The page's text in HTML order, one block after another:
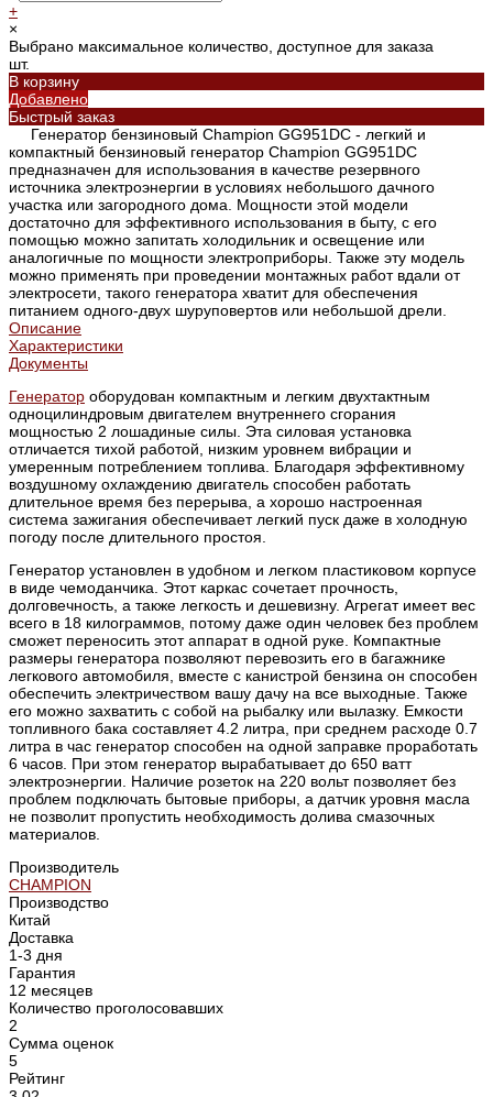
+
×
Выбрано максимальное количество, доступное для заказа
шт.
В корзину
Добавлено
Быстрый заказ
Генератор бензиновый Champion GG951DC - легкий и
компактный бензиновый генератор Champion GG951DC
предназначен для использования в качестве резервного
источника электроэнергии в условиях небольшого дачного
участка или загородного дома. Мощности этой модели
достаточно для эффективного использования в быту, с его
помощью можно запитать холодильник и освещение или
аналогичные по мощности электроприборы. Также эту модель
можно применять при проведении монтажных работ вдали от
электросети, такого генератора хватит для обеспечения
питанием одного-двух шуруповертов или небольшой дрели.
Описание
Характеристики
Документы
Генератор оборудован компактным и легким двухтактным
одноцилиндровым двигателем внутреннего сгорания
мощностью 2 лошадиные силы. Эта силовая установка
отличается тихой работой, низким уровнем вибрации и
умеренным потреблением топлива. Благодаря эффективному
воздушному охлаждению двигатель способен работать
длительное время без перерыва, а хорошо настроенная
система зажигания обеспечивает легкий пуск даже в холодную
погоду после длительного простоя.
Генератор установлен в удобном и легком пластиковом корпусе
в виде чемоданчика. Этот каркас сочетает прочность,
долговечность, а также легкость и дешевизну. Агрегат имеет вес
всего в 18 килограммов, потому даже один человек без проблем
сможет переносить этот аппарат в одной руке. Компактные
размеры генератора позволяют перевозить его в багажнике
легкового автомобиля, вместе с канистрой бензина он способен
обеспечить электричеством вашу дачу на все выходные. Также
его можно захватить с собой на рыбалку или вылазку. Емкости
топливного бака составляет 4.2 литра, при среднем расходе 0.7
литра в час генератор способен на одной заправке проработать
6 часов. При этом генератор вырабатывает до 650 ватт
электроэнергии. Наличие розеток на 220 вольт позволяет без
проблем подключать бытовые приборы, а датчик уровня масла
не позволит пропустить необходимость долива смазочных
материалов.
Производитель
CHAMPION
Производство
Китай
Доставка
1-3 дня
Гарантия
12 месяцев
Количество проголосовавших
2
Сумма оценок
5
Рейтинг